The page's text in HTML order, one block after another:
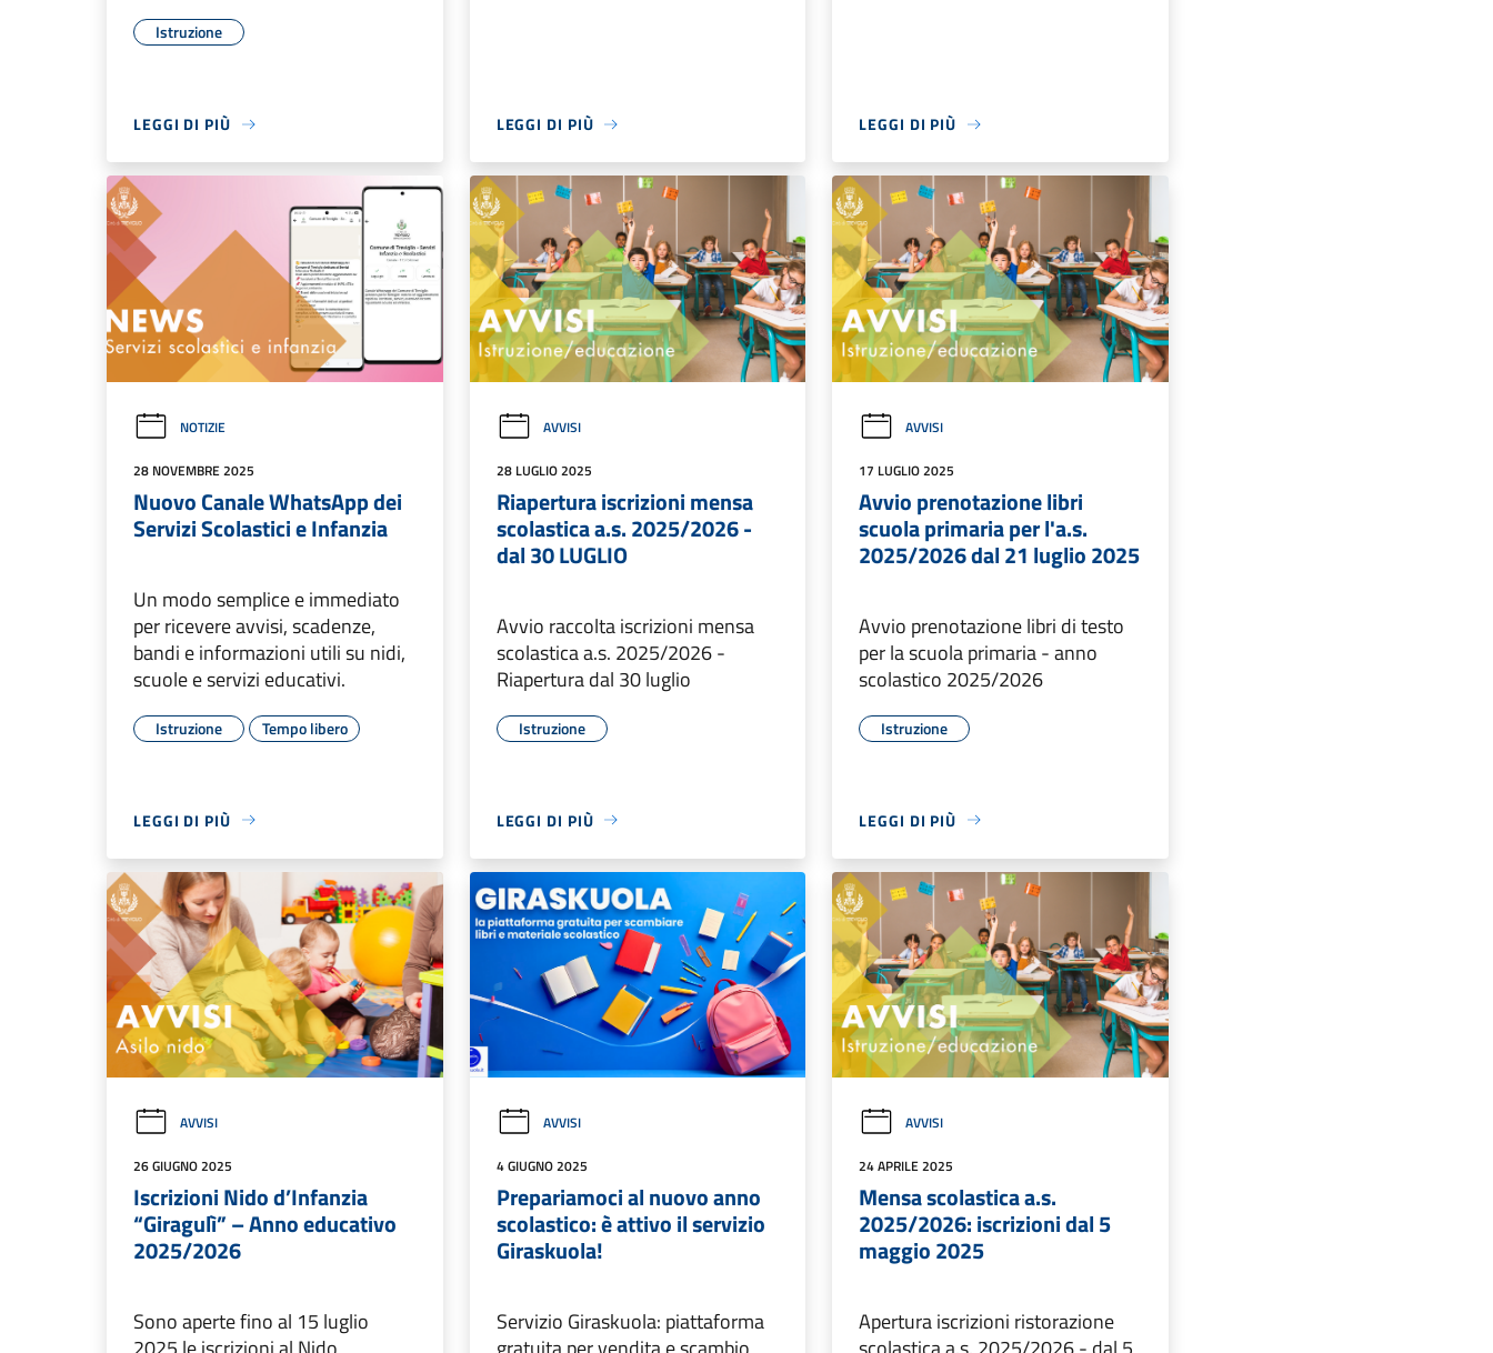
Istruzione
LEGGI DI PIÙ LEGGI DI PIÙ LEGGI DI PIÙ
NOTIZIE
28 NOVEMBRE 2025
Nuovo Canale WhatsApp dei
Servizi Scolastici e Infanzia
Un modo semplice e immediato
per ricevere avvisi, scadenze,
bandi e informazioni utili su nidi,
scuole e servizi educativi.
Istruzione Tempo libero
LEGGI DI PIÙ
AVVISI
28 LUGLIO 2025
Riapertura iscrizioni mensa
scolastica a.s. 2025/2026 -
dal 30 LUGLIO
Avvio raccolta iscrizioni mensa
scolastica a.s. 2025/2026 -
Riapertura dal 30 luglio
Istruzione
LEGGI DI PIÙ
AVVISI
17 LUGLIO 2025
Avvio prenotazione libri
scuola primaria per l'a.s.
2025/2026 dal 21 luglio 2025
Avvio prenotazione libri di testo
per la scuola primaria - anno
scolastico 2025/2026
Istruzione
LEGGI DI PIÙ
AVVISI
26 GIUGNO 2025
Iscrizioni Nido d’Infanzia
“Giragulì” – Anno educativo
2025/2026
Sono aperte fino al 15 luglio
AVVISI
4 GIUGNO 2025
Prepariamoci al nuovo anno
scolastico: è attivo il servizio
Giraskuola!
Servizio Giraskuola: piattaforma
AVVISI
24 APRILE 2025
Mensa scolastica a.s.
2025/2026: iscrizioni dal 5
maggio 2025
Apertura iscrizioni ristorazione